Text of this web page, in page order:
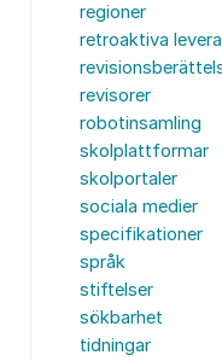
regioner
retroaktiva
revisorer
robotinsamling
skolplattformar
skolportaler
sociala medier
specifikationer
språk
stiftelser
sökbarhet
tidningar